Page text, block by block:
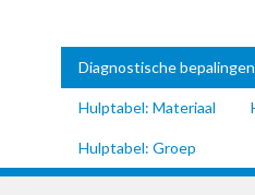
Diagnostische bepalingen
Hulptabel: Materiaal
Hulptabel: Groep